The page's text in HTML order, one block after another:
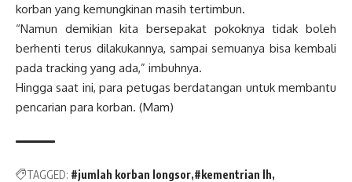
korban yang kemungkinan masih tertimbun.
“Namun demikian kita bersepakat pokoknya tidak boleh
berhenti terus dilakukannya, sampai semuanya bisa kembali
pada tracking yang ada,” imbuhnya.
Hingga saat ini, para petugas berdatangan untuk membantu
pencarian para korban. (Mam)
TAGGED: #jumlah korban longsor #kementrian lh